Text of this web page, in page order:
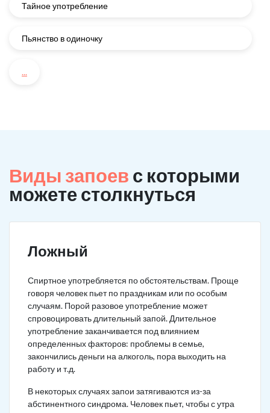
Тайное употребление
Пьянство в одиночку
...
Виды запоев с которыми
можете столкнуться
Ложный
Спиртное употребляется по обстоятельствам. Проще
говоря человек пьет по праздникам или по особым
случаям. Порой разовое употребление может
спровоцировать длительный запой. Длительное
употребление заканчивается под влиянием
определенных факторов: проблемы в семье,
закончились деньги на алкоголь, пора выходить на
работу и т.д.
В некоторых случаях запои затягиваются из-за
абстинентного синдрома. Человек пьет, чтобы с утра